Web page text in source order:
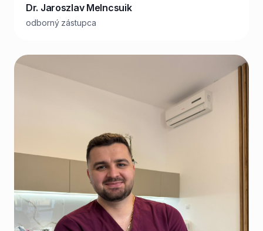
Dr. Jaroszlav Melncsuik
odborný zástupca